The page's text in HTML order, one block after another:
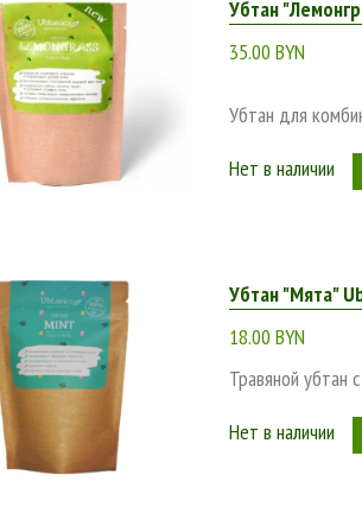
Убтан
35.00 BYN
Убтан для
Нет в наличии
Убтан "Мята"
18.00 BYN
Травяной убтан
Нет в наличии